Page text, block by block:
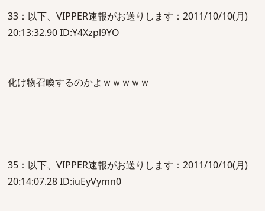
33：以下、VIPPER速報がお送りします：2011/10/10(月)
20:13:32.90 ID:Y4Xzpl9YO
化け物召喚するのかよｗｗｗｗｗ
35：以下、VIPPER速報がお送りします：2011/10/10(月)
20:14:07.28 ID:iuEyVymn0